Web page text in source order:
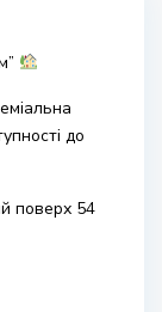
до
поверх 54